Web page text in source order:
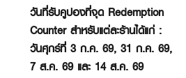
วันที่รับคูปองที่จุด Redemption
Counter สำหรับแต่ละร้านได้แก่ :
วันศุกร์ที่ 3 ก.ค. 69, 31 ก.ค. 69,
7 ส.ค. 69 และ 14 ส.ค. 69